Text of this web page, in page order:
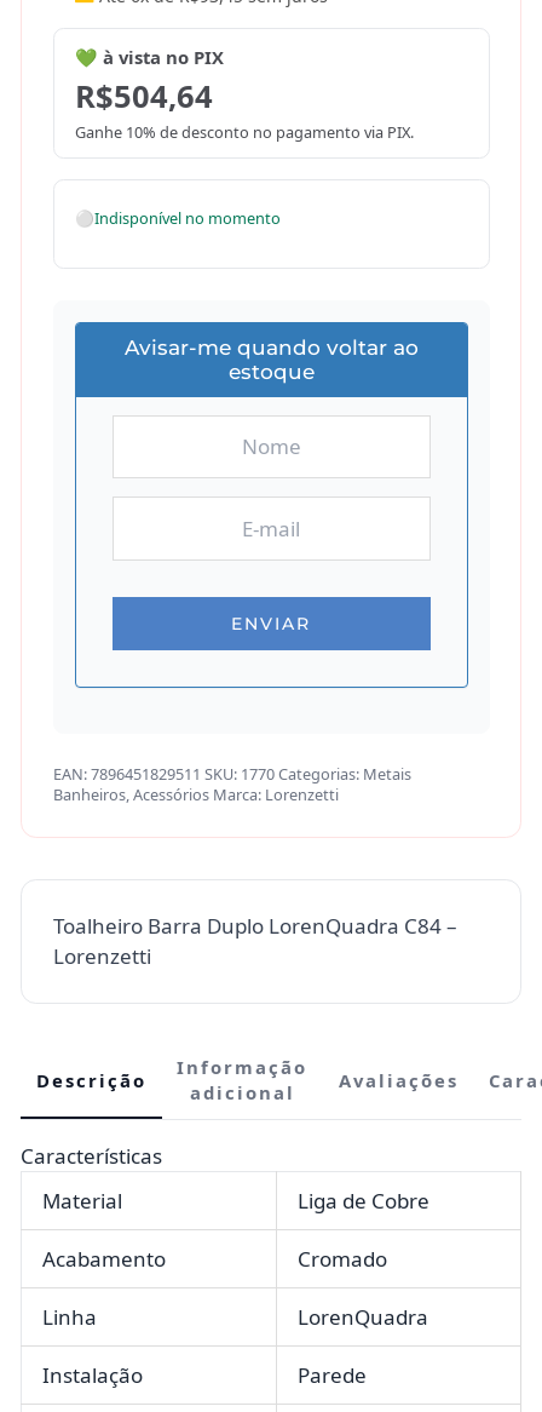
💚 à vista no PIX
R$504,64
Ganhe 10% de desconto no pagamento via PIX.
⚪Indisponível no momento
Avisar-me quando voltar ao
estoque
EAN:7896451829511 SKU: 1770Categorias: Metais
Banheiros,Acessórios Marca: Lorenzetti
Toalheiro Barra Duplo LorenQuadra C84 –
Lorenzetti
Descrição
Informação
adicional
Avaliações
Características
Material
Liga de Cobre
Acabamento Cromado
Linha LorenQuadra
Instalação Parede